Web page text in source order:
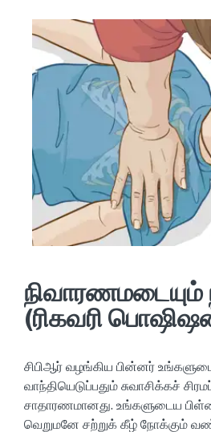
நிவாரணமடையும்
(ரிகவரி
சிபிஆர் வழங்கிய பின்னர்
வாந்தியெடுப்பதும் சுவாசிக்கச்
சாதாரணமானது. உங்களுடைய
வெறுமனே சற்றுக் கீழ் நோக்கும்